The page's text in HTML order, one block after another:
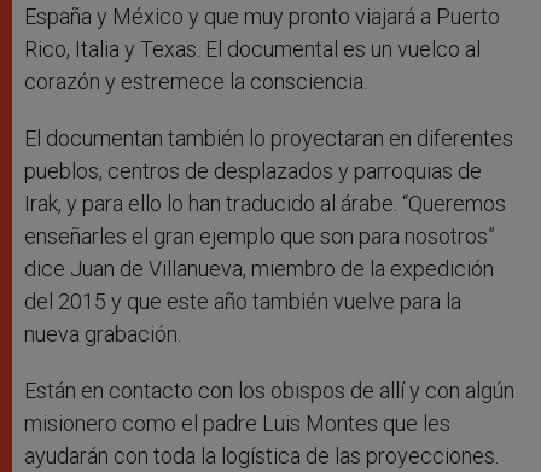
España y México y que muy pronto viajará a Puerto
Rico, Italia y Texas. El documental es un vuelco al
corazón y estremece la consciencia.
El documentan también lo proyectaran en diferentes
pueblos, centros de desplazados y parroquias de
Irak, y para ello lo han traducido al árabe. “Queremos
enseñarles el gran ejemplo que son para nosotros”
dice Juan de Villanueva, miembro de la expedición
del 2015 y que este año también vuelve para la
nueva grabación.
Están en contacto con los obispos de allí y con algún
misionero como el padre Luis Montes que les
ayudarán con toda la logística de las proyecciones.